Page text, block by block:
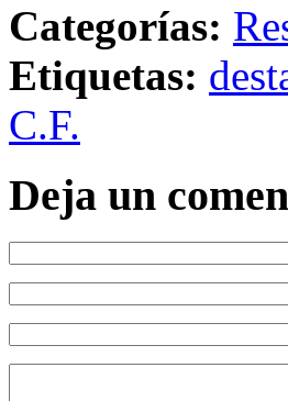
Categorías:
Etiquetas:
C.F.
Deja un